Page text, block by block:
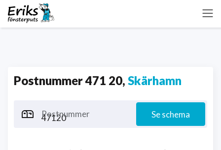
Postnummer 471 20, Skärhamn
Postnummer Se schema